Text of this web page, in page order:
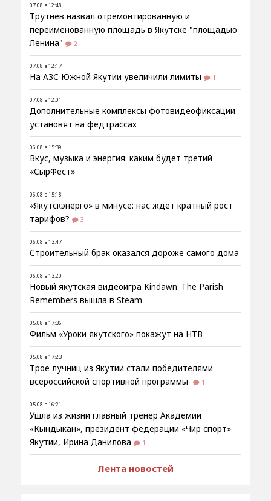
07.08 в 12:48
Трутнев назвал отремонтированную и
переименованную площадь в Якутске "площадью
Ленина"
2
07.08 в 12:17
На АЗС Южной Якутии увеличили лимиты 1
07.08 в 12:01
Дополнительные комплексы фотовидеофиксации
установят на федтрассах
06.08 в 15:39
Вкус, музыка и энергия: каким будет третий
«СырФест»
06.08 в 15:18
«Якутскэнерго» в минусе: нас ждёт кратный рост
тарифов?
3
06.08 в 13:47
Строительный брак оказался дороже самого дома
06.08 в 13:20
Новый якутская видеоигра Kindawn: The Parish
Remembers вышла в Steam
05.08 в 17:36
Фильм «Уроки якутского» покажут на НТВ
05.08 в 17:23
Трое лучниц из Якутии стали победителями
всероссийской спортивной программы
1
05.08 в 16:21
Ушла из жизни главный тренер Академии
«Кындыкан», президент федерации «Чир спорт»
Якутии, Ирина Данилова
1
Лента новостей